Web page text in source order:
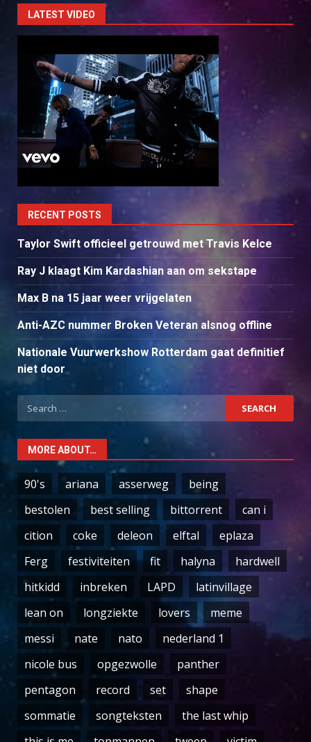
LATEST VIDEO
RECENT POSTS
Taylor Swift officieel getrouwd met Travis Kelce
Ray J klaagt Kim Kardashian aan om sekstape
Max B na 15 jaar weer vrijgelaten
Anti-AZC nummer Broken Veteran alsnog offline
Nationale Vuurwerkshow Rotterdam gaat definitief
niet door
Search
for:
MORE ABOUT…
90's ariana asserweg
being
bestolen
best selling bittorrent
can i
cition
coke deleon elftal
eplaza
Ferg
festiviteiten fit halyna
hardwell
hitkidd
inbreken LAPD
latinvillage
lean on
longziekte lovers
meme
messi
nate nato
nederland 1
nicole bus
opgezwolle
panther
pentagon
record set
shape
sommatie
songteksten
the last whip